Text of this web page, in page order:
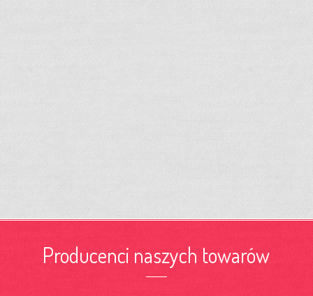
Producenci naszych towarów